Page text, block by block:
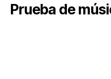
Prueba de